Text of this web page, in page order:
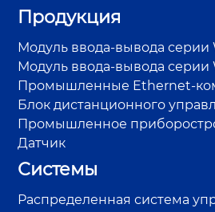
Продукция
Модуль ввода-вывода серии
Модуль ввода-вывода серии
Промышленные Ethernet-
Блок дистанционного
Промышленное
Датчик
Системы
Распределенная система